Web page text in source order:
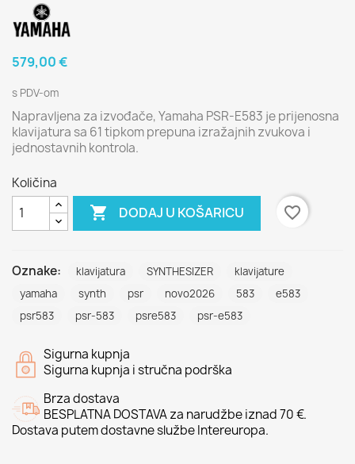
579,00 €
s PDV-om
Napravljena za izvođače, Yamaha PSR-E583 je prijenosna
klavijatura sa 61 tipkom prepuna izražajnih zvukova i
jednostavnih kontrola.
Količina
 DODAJ U KOŠARICU favorite_border
Oznake: klavijatura SYNTHESIZER
klavijature
yamaha
synth psr novo2026 583
e583
psr583
psr-583 psre583 psr-e583
Sigurna kupnja
Sigurna kupnja i stručna podrška
Brza dostava
BESPLATNA DOSTAVA za narudžbe iznad 70 €.
Dostava putem dostavne službe Intereuropa.